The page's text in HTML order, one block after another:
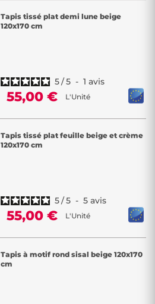
Tapis tissé plat demi lune beige
120x170 cm
5/5 - 1 avis
55,00 € L'Unité
Tapis tissé plat feuille beige et crème
120x170 cm
5/5 - 5 avis
55,00 € L'Unité
Tapis à motif rond sisal beige 120x170
cm